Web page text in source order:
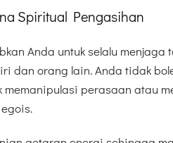
Spiritual Pengasihan
Anda untuk selalu menjaga
dan orang lain. Anda tidak
memanipulasi perasaan atau